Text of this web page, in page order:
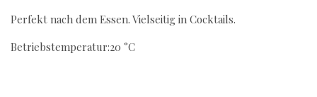
Perfekt nach dem Essen. Vielseitig in Cocktails.
Betriebstemperatur:20 °C